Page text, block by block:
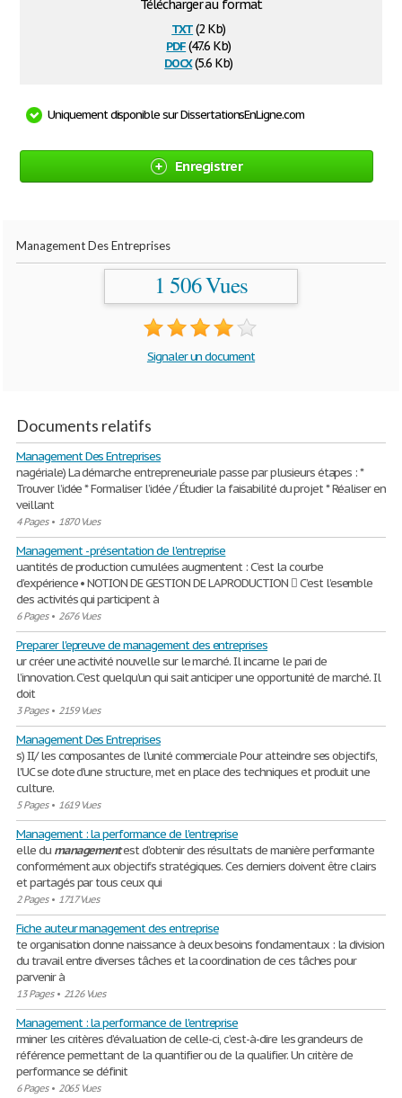
Télécharger au format
txt(2 Kb)
pdf(47.6 Kb)
docx(5.6 Kb)
Uniquement disponible sur DissertationsEnLigne.com
Enregistrer
Management Des Entreprises
1 506 Vues
Signaler un document
Documents relatifs
Management Des Entreprises
nagériale) La démarche entrepreneuriale passe par plusieurs étapes : *
Trouver l’idée * Formaliser l’idée / Étudier la faisabilité du projet * Réaliser en
veillant
4 Pages• 1870 Vues
Management - présentation de l'entreprise
uantités de production cumulées augmentent : C’est la courbe
d’expérience • NOTION DE GESTION DE LA PRODUCTION  C’est l’esemble
des activités qui participent à
6 Pages• 2676 Vues
Preparer l'epreuve de management des entreprises
ur créer une activité nouvelle sur le marché. Il incarne le pari de
l’innovation. C’est quelqu’un qui sait anticiper une opportunité de marché. Il
doit
3 Pages• 2159 Vues
Management Des Entreprises
s) II/ les composantes de l'unité commerciale Pour atteindre ses objectifs,
l'UC se dote d'une structure, met en place des techniques et produit une
culture.
5 Pages• 1619 Vues
Management : la performance de l'entreprise
elle dumanagementest d’obtenir des résultats de manière performante
conformément aux objectifs stratégiques. Ces derniers doivent être clairs
et partagés par tous ceux qui
2 Pages• 1717 Vues
Fiche auteur management des entreprise
te organisation donne naissance à deux besoins fondamentaux : la division
du travail entre diverses tâches et la coordination de ces tâches pour
parvenir à
13 Pages• 2126 Vues
Management : la performance de l'entreprise
rminer les critères d’évaluation de celle-ci, c’est-à-dire les grandeurs de
référence permettant de la quantifier ou de la qualifier. Un critère de
performance se définit
6 Pages• 2065 Vues